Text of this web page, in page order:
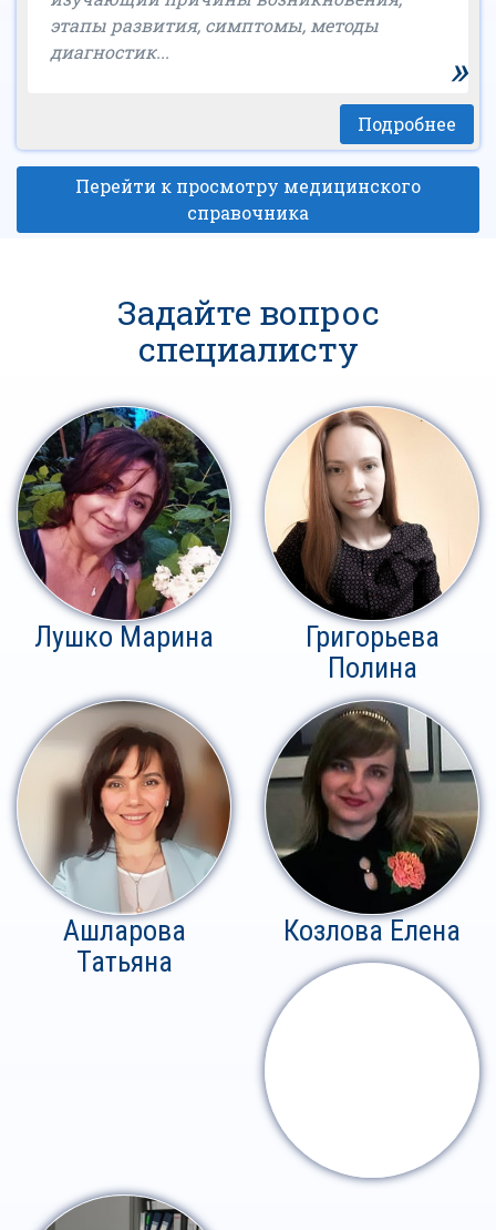
этапы развития, симптомы, методы
диагностик...
»
Подробнее
Перейти к просмотру медицинского
справочника
Задайте вопрос
специалисту
Лушко Марина
Григорьева
Полина
Ашларова
Татьяна
Козлова Елена